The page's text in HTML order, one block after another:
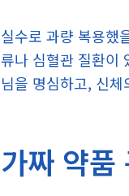
실수로 과량 복용했
류나 심혈관 질환이
님을 명심하고, 신
가짜 약품